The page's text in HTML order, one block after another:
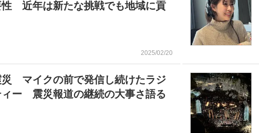
性 近年は新たな挑戦でも地域に貢
2025/02/20
災 マイクの前で発信し続けたラジ
ィー 震災報道の継続の大事さ語る